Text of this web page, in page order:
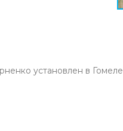
установлен в Гомеле